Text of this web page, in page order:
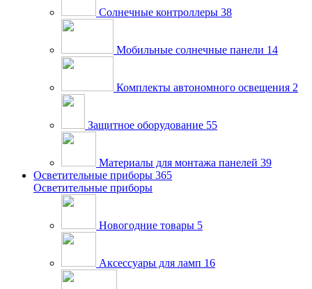
Солнечные контроллеры 38
Мобильные солнечные панели 14
Комплекты автономного освещения 2
Защитное оборудование 55
Материалы для монтажа панелей 39
Осветительные приборы 365
Осветительные приборы
Новогодние товары 5
Аксессуары для ламп 16